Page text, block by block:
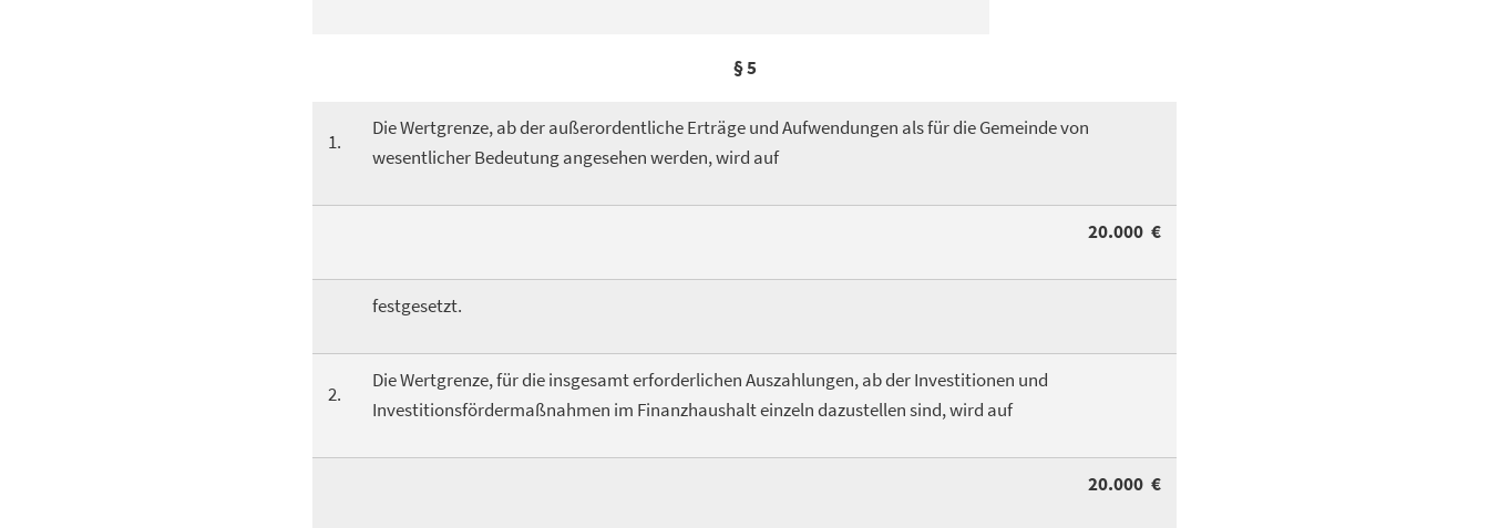
§ 5
1.
Die Wertgrenze, ab der außerordentliche Erträge und Aufwendungen als für die Gemeinde von
wesentlicher Bedeutung angesehen werden, wird auf
20.000 €
festgesetzt.
2.
Die Wertgrenze, für die insgesamt erforderlichen Auszahlungen, ab der Investitionen und
Investitionsfördermaßnahmen im Finanzhaushalt einzeln dazustellen sind, wird auf
20.000 €